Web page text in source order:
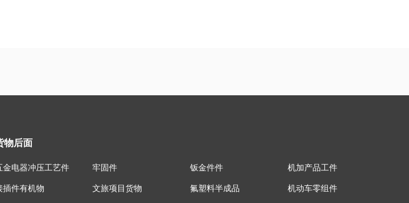
物后面
金电器冲压工艺件 牢固件 钣金件件 机加产品工件
插件有机物 文旅项目货物 氟塑料半成品 机动车零组件